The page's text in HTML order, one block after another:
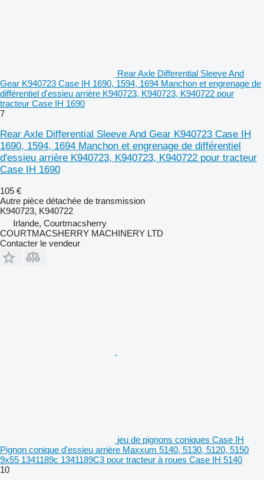
Rear Axle Differential Sleeve And
Gear K940723 Case IH 1690, 1594, 1694 Manchon et engrenage de
différentiel d'essieu arrière K940723, K940723, K940722 pour
tracteur Case IH 1690
7
Rear Axle Differential Sleeve And Gear K940723 Case IH
1690, 1594, 1694 Manchon et engrenage de différentiel
d'essieu arrière K940723, K940723, K940722 pour tracteur
Case IH 1690
105 €
Autre pièce détachée de transmission
K940723, K940722
Irlande, Courtmacsherry
COURTMACSHERRY MACHINERY LTD
Contacter le vendeur
jeu de pignons coniques Case IH
Pignon conique d'essieu arrière Maxxum 5140, 5130, 5120, 5150
9x55 1341189c 1341189C3 pour tracteur à roues Case IH 5140
10